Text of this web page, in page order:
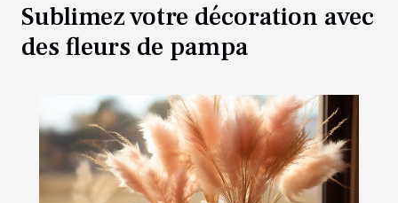
Sublimez votre décoration avec
des fleurs de pampa